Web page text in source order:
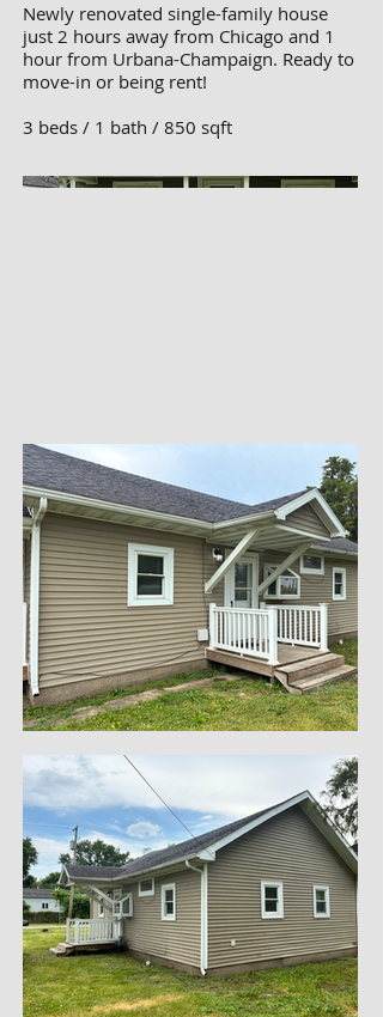
Newly renovated single-family house
just 2 hours away from Chicago and 1
hour from Urbana-Champaign. Ready to
move-in or being rent!
3 beds / 1 bath / 850 sqft